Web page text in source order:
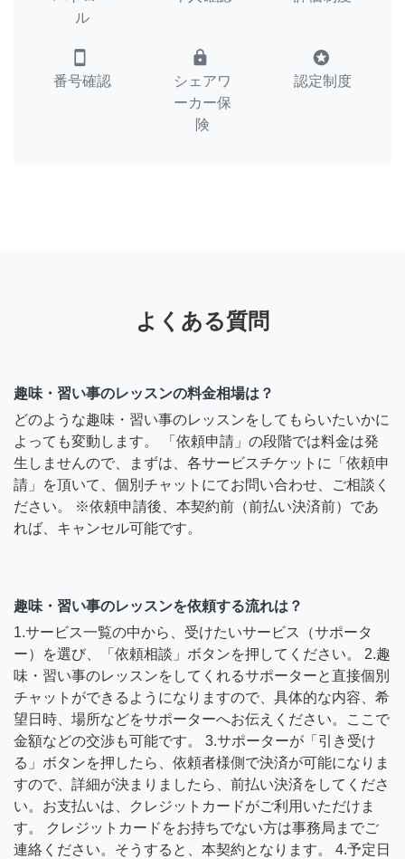
ル
smartphone
番号確認
lock
シェアワ
ーカー保
険
stars
認定制度
よくある質問
趣味・習い事のレッスンの料金相場は？
どのような趣味・習い事のレッスンをしてもらいたいかに
よっても変動します。 「依頼申請」の段階では料金は発
生しませんので、まずは、各サービスチケットに「依頼申
請」を頂いて、個別チャットにてお問い合わせ、ご相談く
ださい。 ※依頼申請後、本契約前（前払い決済前）であ
れば、キャンセル可能です。
趣味・習い事のレッスンを依頼する流れは？
1.サービス一覧の中から、受けたいサービス（サポータ
ー）を選び、「依頼相談」ボタンを押してください。 2.趣
味・習い事のレッスンをしてくれるサポーターと直接個別
チャットができるようになりますので、具体的な内容、希
望日時、場所などをサポーターへお伝えください。ここで
金額などの交渉も可能です。 3.サポーターが「引き受け
る」ボタンを押したら、依頼者様側で決済が可能になりま
すので、詳細が決まりましたら、前払い決済をしてくださ
い。お支払いは、クレジットカードがご利用いただけま
す。 クレジットカードをお持ちでない方は事務局までご
連絡ください。そうすると、本契約となります。 4.予定日